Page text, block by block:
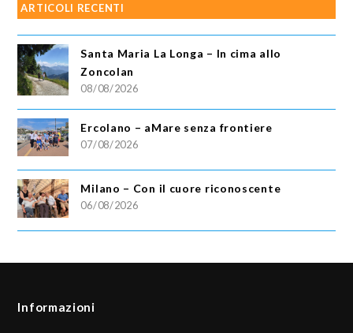
ARTICOLI RECENTI
Santa Maria La Longa – In cima allo
Zoncolan
08/08/2026
Ercolano – aMare senza frontiere
07/08/2026
Milano – Con il cuore riconoscente
06/08/2026
Informazioni